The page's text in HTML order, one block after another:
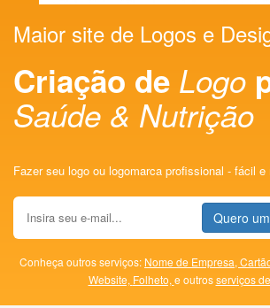
Maior site de Logos e
Criação de Logo
Saúde & Nutrição
Fazer seu logo ou logomarca profissional - fácil e
Quero
Conheça outros serviços: Nome de Empresa,
Website, Folheto, e outrosserviços